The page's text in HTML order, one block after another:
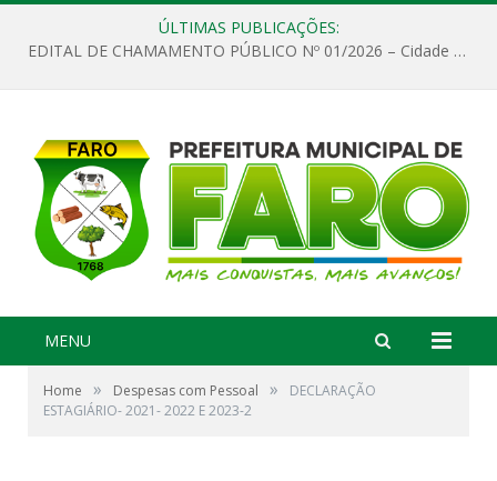
ÚLTIMAS PUBLICAÇÕES:
EDITAL DE CHAMAMENTO PÚBLICO Nº 01/2026 – Cidade de Faro
MENU
Home » Despesas com Pessoal »
DECLARAÇÃO
ESTAGIÁRIO- 2021- 2022 E 2023-2